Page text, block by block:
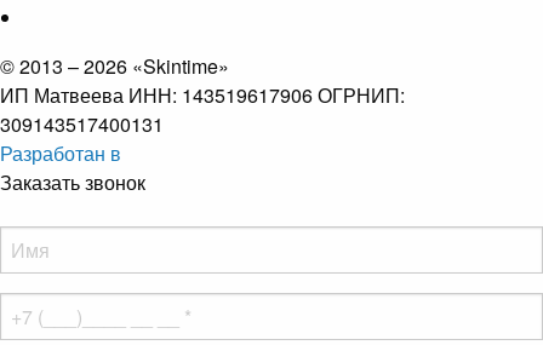
© 2013 – 2026 «Skintime»
ИП Матвеева ИНН: 143519617906 ОГРНИП:
309143517400131
Разработан в
Заказать звонок